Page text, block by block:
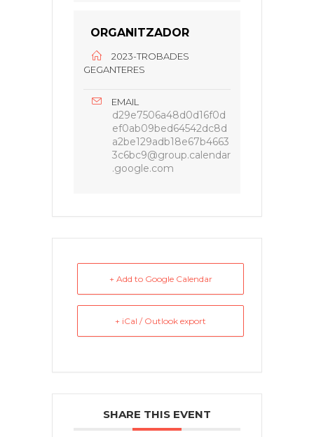
ORGANITZADOR
2023-TROBADES
GEGANTERES
EMAIL
d29e7506a48d0d16f0d
ef0ab09bed64542dc8d
a2be129adb18e67b4663
3c6bc9@group.calendar
.google.com
+ Add to Google Calendar
+ iCal / Outlook export
SHARE THIS EVENT